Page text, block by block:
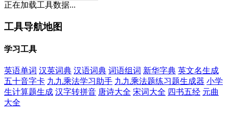
正在加载工具数据...
工具导航地图
学习工具
英语单词 汉英词典 汉语词典 词语组词 新华字典 英文名生成
五十音字卡 九九乘法学习助手 九九乘法题练习题生成器 小学
生计算题生成 汉字转拼音 唐诗大全 宋词大全 四书五经 元曲
大全